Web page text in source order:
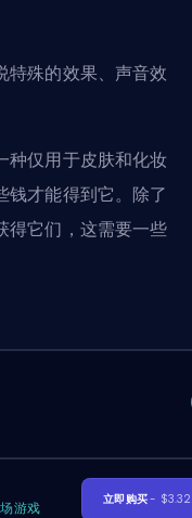
特殊的效果、声音效
种仅用于皮肤和化妆
钱才能得到它。除了
得它们，这需要一些
游戏
立即购买- $3.32